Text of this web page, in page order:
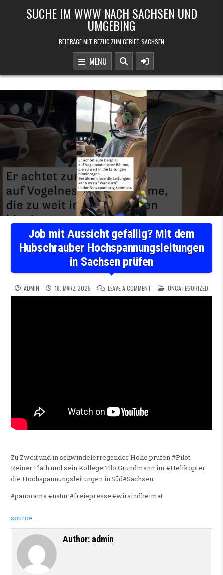
SUCHE IM WWW NACH SACHSEN UND
UMGEBING
BEITRÄGE MIT BEZUG ZUM GEBIET SACHSEN
MENU
Job mit Aussicht gefällig? Mit dem
Hubschrauber Hochspannungsleitungen
in Sachsen prüfen
ADMIN 18. MÄRZ 2025 LEAVE A COMMENT ON JOB MIT AUSSICHT
POSTED IN
UNCATEGORIZED
Zu Zweit und in schwindelerregender Höhe prüfen #Pilot
Reiner Flath und sein Kollege Tilo Grundmann im #Helikopter
die Hochspannungsleitungen in Süd#Sachsen.
#panorama #natur #freiepresse #wirsindheimat
source
Author: admin